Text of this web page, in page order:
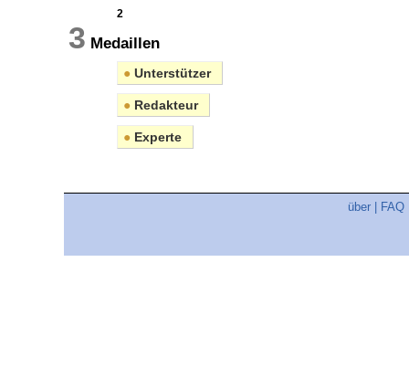
2
3 Medaillen
● Unterstützer
● Redakteur
● Experte
über FAQ